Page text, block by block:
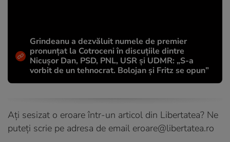
Grindeanu a dezvăluit numele de premier
pronunțat la Cotroceni în discuțiile dintre
Nicușor Dan, PSD, PNL, USR și UDMR: „S-a
vorbit de un tehnocrat. Bolojan și Fritz se opun”
Ați sesizat o eroare într-un articol din Libertatea? Ne
puteți scrie pe adresa de email eroare@libertatea.ro